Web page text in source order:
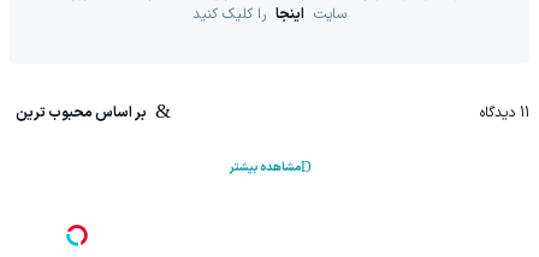
سایت اینجا را کلیک کنید
11 دیدگاه بر اساس محبوب ترین
مشاهده بیشتر